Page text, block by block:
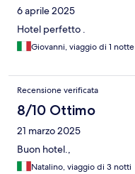
6 aprile 2025
Hotel perfetto .
Giovanni, viaggio di 1 notte
Recensione verificata
8/10 Ottimo
21 marzo 2025
Buon hotel.,
Natalino, viaggio di 3 notti